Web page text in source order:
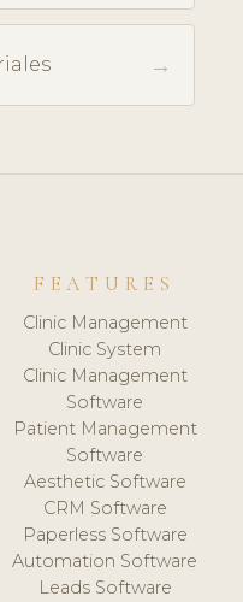
→
FEATURES
Clinic Management
Clinic System
Clinic Management
Software
Patient Management
Software
Aesthetic Software
CRM Software
Paperless Software
Automation Software
Leads Software